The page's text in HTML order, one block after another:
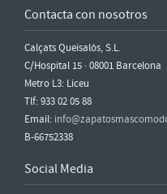
Contacta con nosotros
Calçats Queisalós, S.L.
C/Hospital 15 · 08001 Barcelona
Metro L3: Liceu
Tlf: 933 02 05 88
Email:
B-66752338
Social Media